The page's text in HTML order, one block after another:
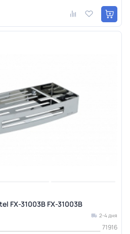
FX-31003B FX-31003B
2-4 дня
71916